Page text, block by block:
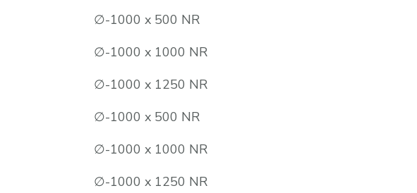
∅-1000 x 500 NR
∅-1000 x 1000 NR
∅-1000 x 1250 NR
∅-1000 x 500 NR
∅-1000 x 1000 NR
∅-1000 x 1250 NR